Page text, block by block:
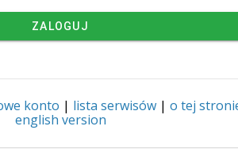
ZALOGUJ
konto | lista serwisów | o tej
english version